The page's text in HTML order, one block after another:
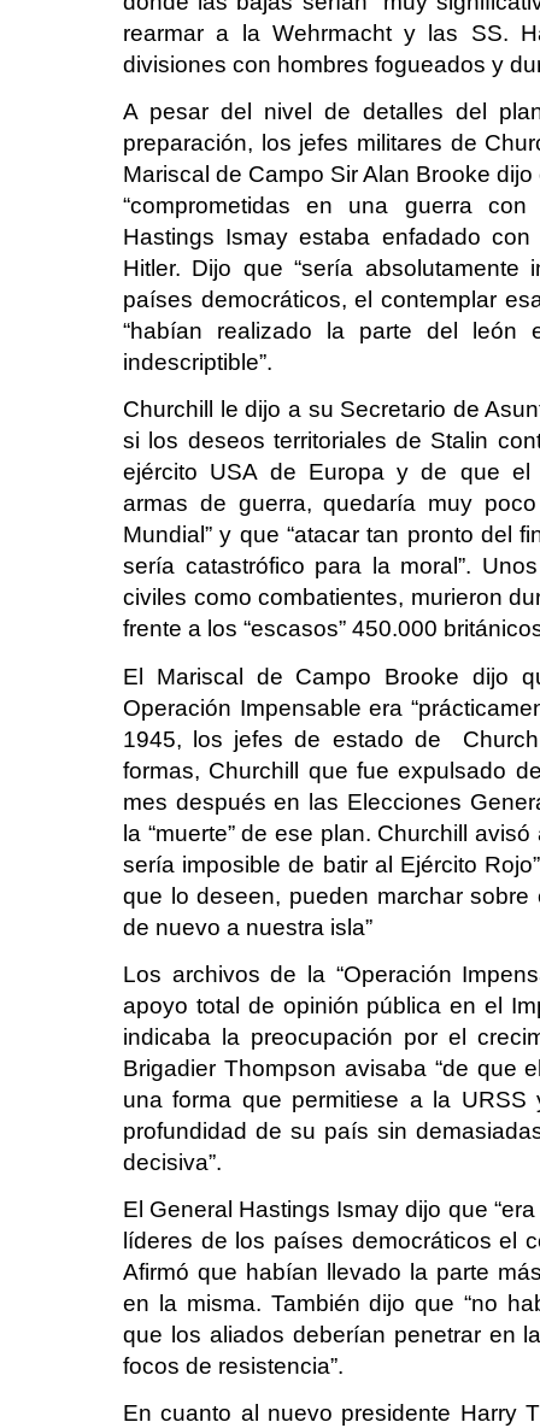
rearmar a la Wehrmacht y las SS.
divisiones con hombres fogueados y
A pesar del nivel de detalles del
preparación, los jefes militares de
Mariscal de Campo Sir Alan Brooke
“comprometidas en una guerra
Hastings Ismay estaba enfadado
Hitler. Dijo que “sería
países democráticos, el contemplar
“habían realizado la parte del león
indescriptible”.
Churchill le dijo a su Secretario de
si los deseos territoriales de Stalin
ejército USA de Europa y de que el
armas de guerra, quedaría muy
Mundial” y que “atacar tan pronto del
sería catastrófico para la moral”.
civiles como combatientes, murieron
frente a los “escasos” 450.000
El Mariscal de Campo Brooke dijo
Operación Impensable era
1945, los jefes de estado de
formas, Churchill que fue expulsado
mes después en las Elecciones
la “muerte” de ese plan. Churchill
sería imposible de batir al Ejército
que lo deseen, pueden marchar
de nuevo a nuestra isla”
Los archivos de la “Operación
apoyo total de opinión pública en el
indicaba la preocupación por el
Brigadier Thompson avisaba “de que
una forma que permitiese a la
profundidad de su país sin
decisiva”.
El General Hastings Ismay dijo que
líderes de los países democráticos el
Afirmó que habían llevado la parte
en la misma. También dijo que “no
que los aliados deberían penetrar en
focos de resistencia”.
En cuanto al nuevo presidente Harry